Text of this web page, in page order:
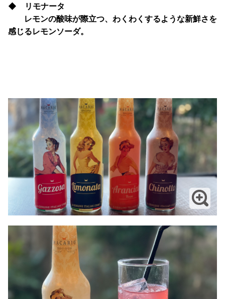
◆ リモナータ
レモンの酸味が際立つ、わくわくするような新鮮さを
感じるレモンソーダ。